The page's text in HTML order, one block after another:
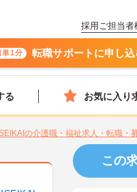
採用ご担当者
単1分 転職サポートに申し
る お気に入り
の介護職・福祉求人・転職・
この